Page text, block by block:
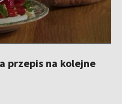
przepis na kolejne